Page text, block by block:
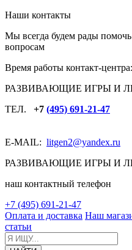
Наши контакты
Мы всегда будем рады
вопросам
Время работы контакт-центра:
РАЗВИВАЮЩИЕ ИГРЫ И
ТЕЛ. +7 (495) 691-21-47
E-MAIL: litgen2@yandex.ru
РАЗВИВАЮЩИЕ ИГРЫ И
наш контактный телефон
+7 (495) 691-21-47
Оплата и доставка Наш
статьи